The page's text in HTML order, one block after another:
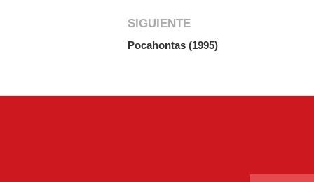
SIGUIENTE
Pocahontas (1995)